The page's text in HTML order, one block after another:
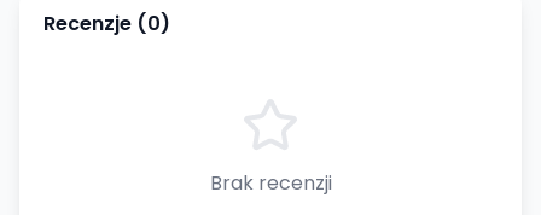
Recenzje (0)
Brak recenzji